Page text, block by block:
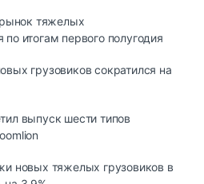
рынок тяжелых
по итогам первого полугодия
грузовиков сократился на
выпуск шести типов
новых тяжелых грузовиков в